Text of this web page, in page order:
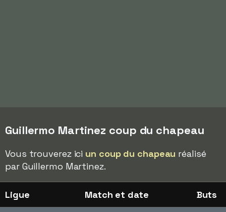
Guillermo Martinez coup du chapeau
Vous trouverez ici un coup du chapeau réalisé
par Guillermo Martinez.
Ligue Match et date Buts